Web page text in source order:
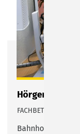
Hörgeräte
FACHBETRIEB FÜR
Bahnhofstraße 51